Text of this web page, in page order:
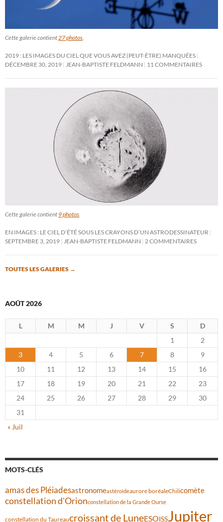
Cette galerie contient27 photos.
2019 : LES IMAGES DU CIEL QUE VOUS AVEZ (PEUT-ÊTRE) MANQUÉES
DÉCEMBRE 30, 2019 JEAN-BAPTISTE FELDMANN 11 COMMENTAIRES
Cette galerie contient 9 photos.
EN IMAGES : LE CIEL D’ÉTÉ SOUS LES CRAYONS D’UN ASTRODESSINATEUR
SEPTEMBRE 3, 2019 JEAN-BAPTISTE FELDMANN 2 COMMENTAIRES
TOUTES LES GALERIES →
AOÛT 2026
L M M J V S
D
1
2
3
4 5 6 7 8
9
10
11 12 13 14 15
16
17
18 19 20 21 22
23
24
25 26 27 28 29
30
31
« Juil
MOTS-CLÉS
amas des Pléiadesastronomeastéroïdeaurore boréaleChilicomète
constellation d'Orionconstellation de la Grande Ourse
constellation du Taureaucroissant de LuneESOISSJupiter